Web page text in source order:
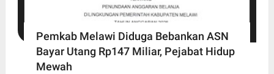
Pemkab Melawi Diduga Bebankan ASN
Bayar Utang Rp147 Miliar, Pejabat Hidup
Mewah